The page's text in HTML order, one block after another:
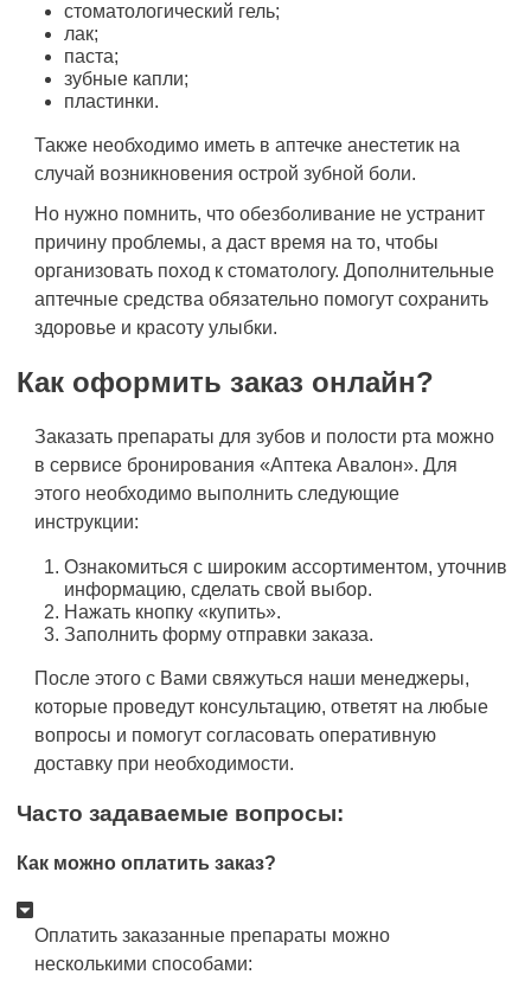
стоматологический гель;
лак;
паста;
зубные капли;
пластинки.
Также необходимо иметь в аптечке анестетик на
случай возникновения острой зубной боли.
Но нужно помнить, что обезболивание не устранит
причину проблемы, а даст время на то, чтобы
организовать поход к стоматологу. Дополнительные
аптечные средства обязательно помогут сохранить
здоровье и красоту улыбки.
Как оформить заказ онлайн?
Заказать препараты для зубов и полости рта можно
в сервисе бронирования «Аптека Авалон». Для
этого необходимо выполнить следующие
инструкции:
Ознакомиться с широким ассортиментом, уточнив
информацию, сделать свой выбор.
Нажать кнопку «купить».
Заполнить форму отправки заказа.
После этого с Вами свяжуться наши менеджеры,
которые проведут консультацию, ответят на любые
вопросы и помогут согласовать оперативную
доставку при необходимости.
Часто задаваемые вопросы:
Как можно оплатить заказ?
Оплатить заказанные препараты можно
несколькими способами: